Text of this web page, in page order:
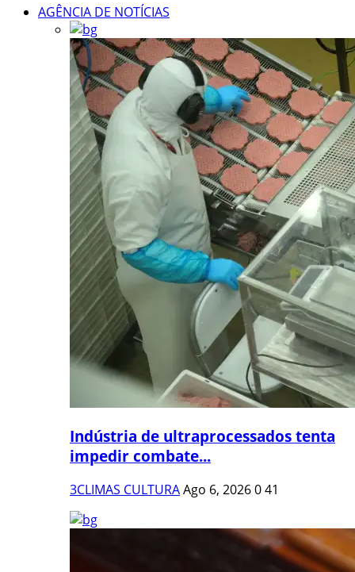
AGÊNCIA DE NOTÍCIAS
Indústria de ultraprocessados tenta
impedir combate...
3CLIMAS CULTURAAgo 6, 2026041